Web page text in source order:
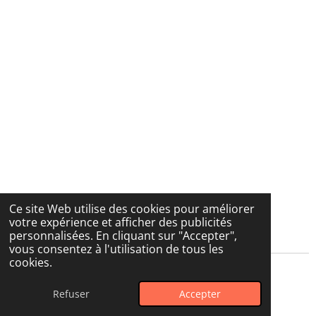
Ce site Web utilise des cookies pour améliorer
votre expérience et afficher des publicités
personnalisées. En cliquant sur "Accepter",
vous consentez à l'utilisation de tous les
cookies.
Refuser Accepter
Propulsé parWebador